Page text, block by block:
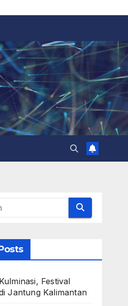
Festival
Jantung Kalimantan